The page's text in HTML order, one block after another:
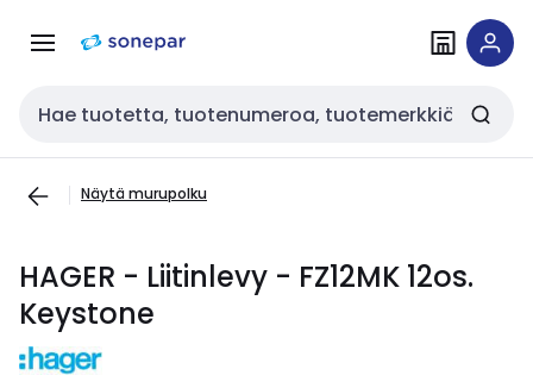
navigointiinsisältöön
Haku
Näytä murupolku
HAGER - Liitinlevy - FZ12MK 12os.
Keystone